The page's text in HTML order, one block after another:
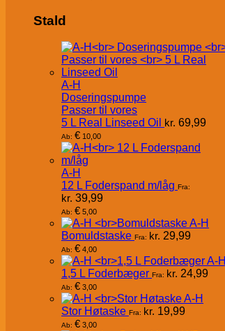
Stald
A-H
Doseringspumpe
Passer til vores
5 L Real Linseed Oil kr. 69,99
Ab: € 10,00
A-H
12 L Foderspand m/låg Fra:
kr. 39,99
Ab: € 5,00
A-H
Bomuldstaske Fra: kr. 29,99
Ab: € 4,00
A-H
1,5 L Foderbæger Fra: kr. 24,99
Ab: € 3,00
A-H
Stor Høtaske Fra: kr. 19,99
Ab: € 3,00